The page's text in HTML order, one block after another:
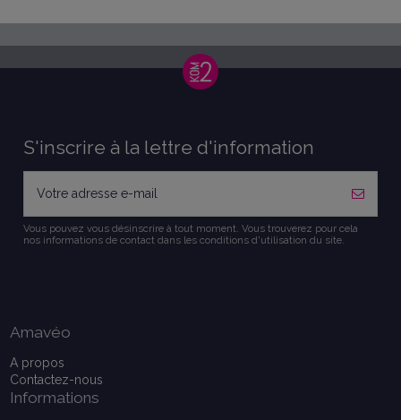
S'inscrire à la lettre d'information
Vous pouvez vous désinscrire à tout moment. Vous trouverez pour cela
nos informations de contact dans les conditions d'utilisation du site.
Amavéo
A propos
Contactez-nous
Informations